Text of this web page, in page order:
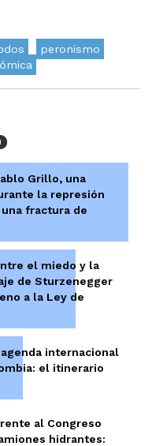
peronismo
Grillo, una
la represión
fractura de
el miedo y la
de Sturzenegger
a la Ley de
internacional
el itinerario
al Congreso
hidrantes: